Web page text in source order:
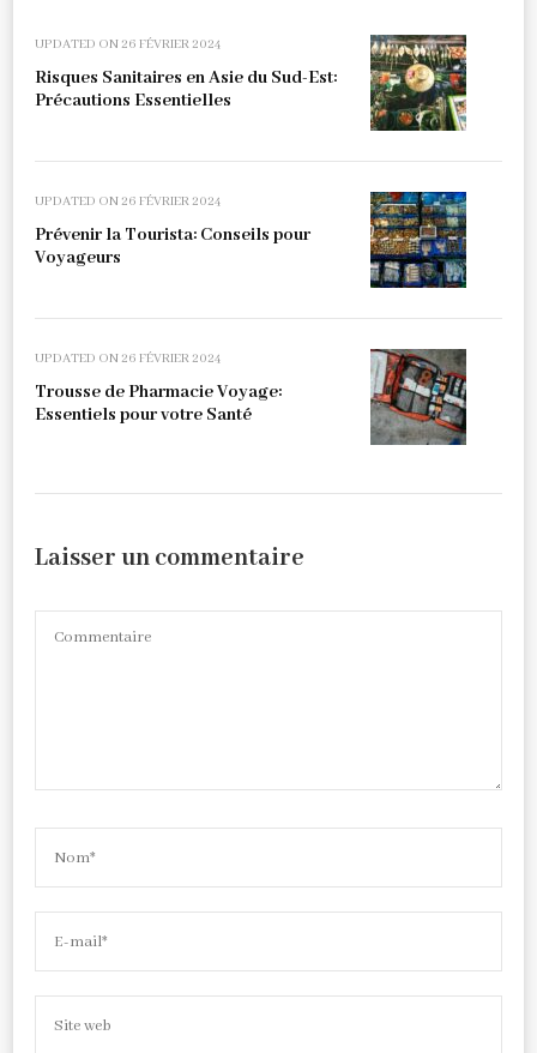
UPDATED ON26 FÉVRIER 2024
Risques Sanitaires en Asie du Sud-Est:
Précautions Essentielles
UPDATED ON26 FÉVRIER 2024
Prévenir la Tourista: Conseils pour
Voyageurs
UPDATED ON26 FÉVRIER 2024
Trousse de Pharmacie Voyage:
Essentiels pour votre Santé
Laisser un commentaire